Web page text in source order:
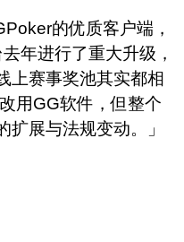
的优质客户端，
年进行了重大升级，
上赛事奖池其实都相
用GG软件，但整个
展与法规变动。」